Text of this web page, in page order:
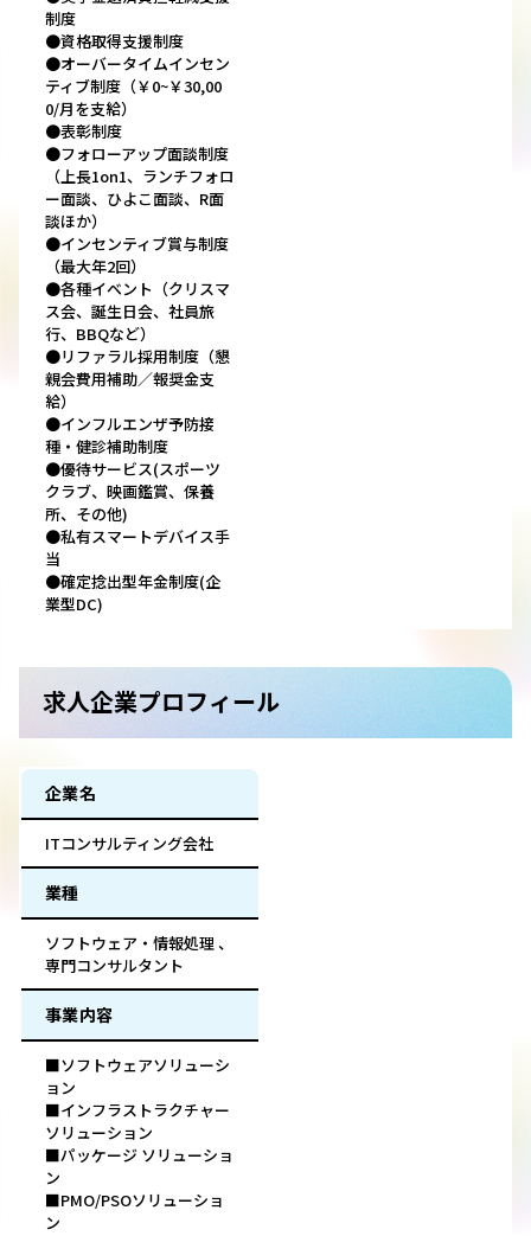
制度
●資格取得支援制度
●オーバータイムインセン
ティブ制度（￥0~￥30,00
0/月を支給）
●表彰制度
●フォローアップ面談制度
（上長1on1、ランチフォロ
ー面談、ひよこ面談、R面
談ほか）
●インセンティブ賞与制度
（最大年2回）
●各種イベント（クリスマ
ス会、誕生日会、社員旅
行、BBQなど）
●リファラル採用制度（懇
親会費用補助／報奨金支
給）
●インフルエンザ予防接
種・健診補助制度
●優待サービス(スポーツ
クラブ、映画鑑賞、保養
所、その他)
●私有スマートデバイス手
当
●確定捻出型年金制度(企
業型DC)
求人企業プロフィール
企業名
ITコンサルティング会社
業種
ソフトウェア・情報処理 、
専門コンサルタント
事業内容
■ソフトウェアソリューシ
ョン
■インフラストラクチャー
ソリューション
■パッケージ ソリューショ
ン
■PMO/PSOソリューショ
ン